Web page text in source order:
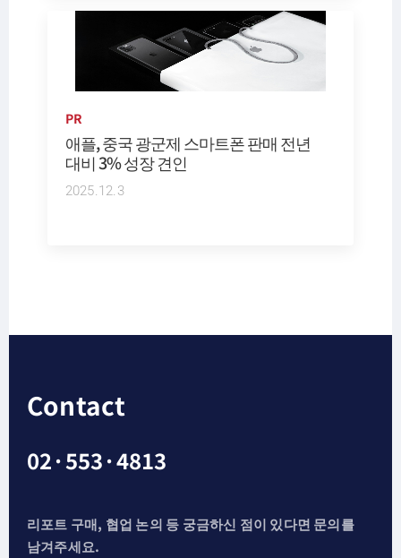
PR
애플, 중국 광군제 스마트폰 판매 전년
대비 3% 성장 견인
2025.12.3
Contact
02·553·4813
리포트 구매, 협업 논의 등 궁금하신 점이 있다면 문의를
남겨주세요.